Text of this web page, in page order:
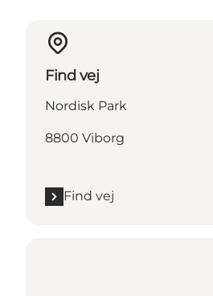
Find vej
Nordisk Park
8800 Viborg
Find vej